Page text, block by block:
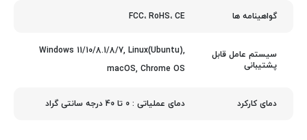
گواهینامه ها FCC، RoHS، CE
سیستم عامل قابل
پشتیبانی
Windows 11/10/8.1/8/7, Linux(Ubuntu),
macOS, Chrome OS
دمای کارکرد دمای عملیاتی : 0 تا 40 درجه سانتی گراد